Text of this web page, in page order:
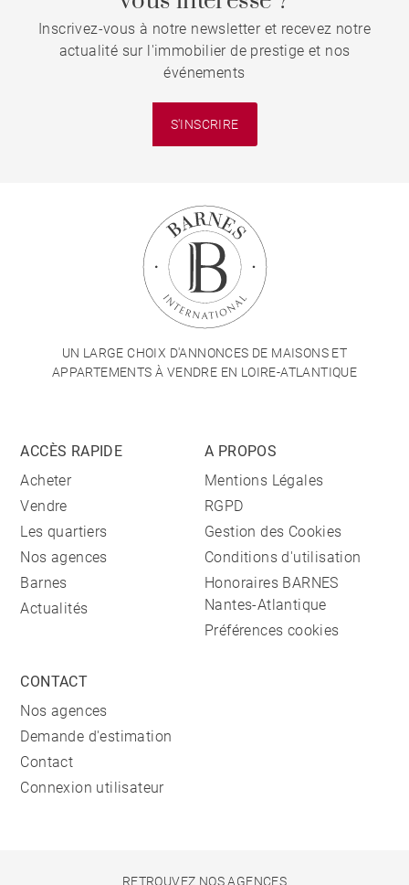
Inscrivez-vous à notre newsletter et recevez notre
actualité sur l'immobilier de prestige et nos
événements
S'INSCRIRE
UN LARGE CHOIX D'ANNONCES DE MAISONS ET
APPARTEMENTS À VENDRE EN LOIRE-ATLANTIQUE
ACCÈS RAPIDE
Acheter
Vendre
Les quartiers
Nos agences
Barnes
Actualités
A PROPOS
Mentions Légales
RGPD
Gestion des Cookies
Conditions d'utilisation
Honoraires BARNES
Nantes-Atlantique
Préférences cookies
CONTACT
Nos agences
Demande d'estimation
Contact
Connexion utilisateur
RETROUVEZ NOS AGENCES